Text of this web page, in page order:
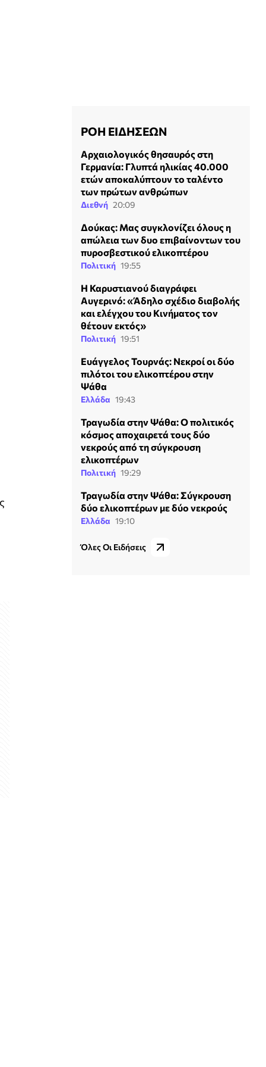
ΡΟΗ ΕΙΔΗΣΕΩΝ
Αρχαιολογικός θησαυρός στη
Γερμανία: Γλυπτά ηλικίας 40.000
ετών αποκαλύπτουν το ταλέντο
των πρώτων ανθρώπων
Διεθνή 20:09
Δούκας: Μας συγκλονίζει όλους η
απώλεια των δυο επιβαίνοντων του
πυροσβεστικού ελικοπτέρου
Πολιτική 19:55
Η Καρυστιανού διαγράφει
Αυγερινό: «Άδηλο σχέδιο διαβολής
και ελέγχου του Κινήματος τον
θέτουν εκτός»
Πολιτική 19:51
Ευάγγελος Τουρνάς: Νεκροί οι δύο
πιλότοι του ελικοπτέρου στην
Ψάθα
Ελλάδα 19:43
Τραγωδία στην Ψάθα: Ο πολιτικός
κόσμος αποχαιρετά τους δύο
νεκρούς από τη σύγκρουση
ελικοπτέρων
Πολιτική 19:29
Τραγωδία στην Ψάθα: Σύγκρουση
δύο ελικοπτέρων με δύο νεκρούς
Ελλάδα 19:10
Όλες Οι Ειδήσεις